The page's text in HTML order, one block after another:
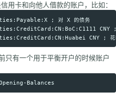
用卡和向他人借款的账户，比如：
: Payable : X ; 对 X
: CreditCard : CN : BoC : C1111
CNY
: CreditCard : CN : Huabei CNY
只有一个用于平衡开户的时候账户
- Balances